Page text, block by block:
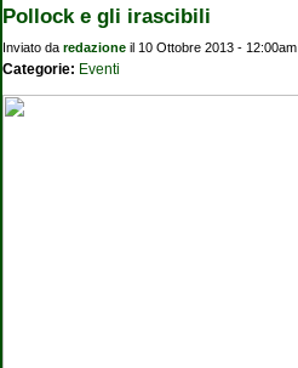
Pollock e gli irascibili
Inviato da redazione il 10 Ottobre 2013 - 12:00am
Categorie: Eventi